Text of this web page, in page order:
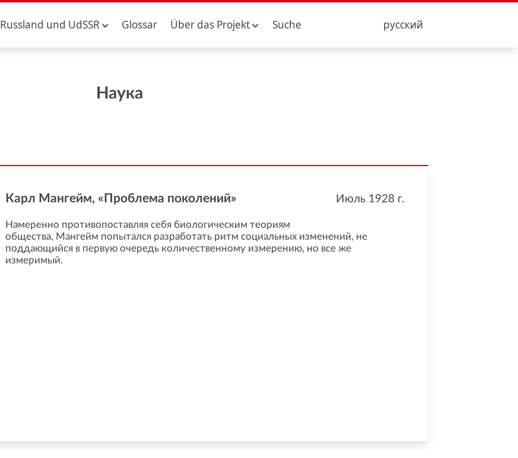
Russland und UdSSR Glossar Über das Projekt Suche русский
Наука
Июль 1928 г.
Карл Мангейм, «Проблема поколений»
Намеренно противопоставляя себя биологическим теориям
общества, Мангейм попытался разработать ритм социальных изменений, не
поддающийся в первую очередь количественному измерению, но все же
измеримый.